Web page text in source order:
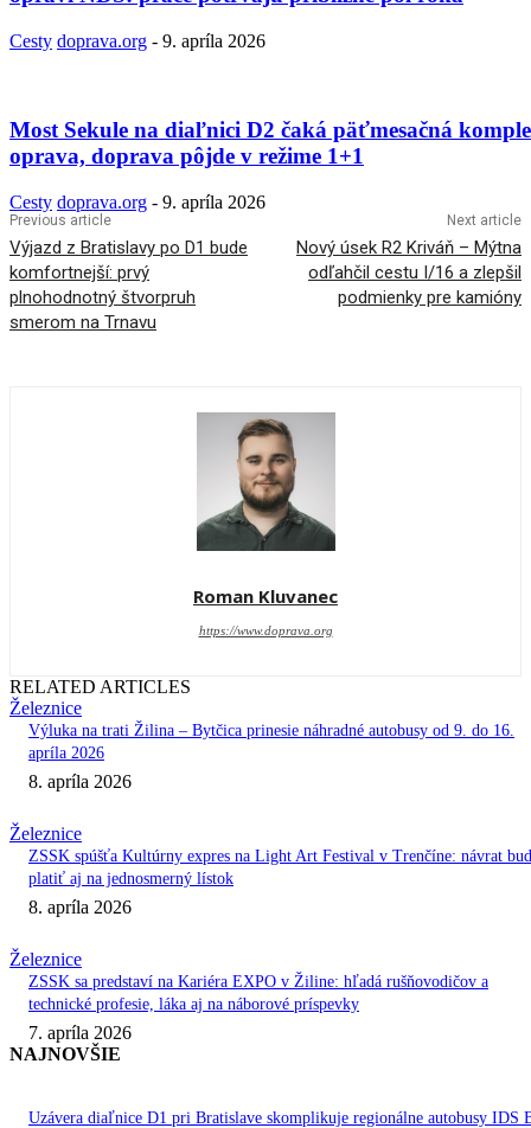
Cesty doprava.org - 9. apríla 2026
Most Sekule na diaľnici D2 čaká päťmesačná
oprava, doprava pôjde v režime 1+1
Cesty doprava.org - 9. apríla 2026
Previous article
Výjazd z Bratislavy po D1 bude
komfortnejší: prvý
plnohodnotný štvorpruh
smerom na Trnavu
Next article
Nový úsek R2 Kriváň – Mýtna
odľahčil cestu I/16 a zlepšil
podmienky pre kamióny
Roman Kluvanec
https://www.doprava.org
RELATED ARTICLES
Železnice
Výluka na trati Žilina – Bytčica prinesie náhradné autobusy od 9. do 16.
apríla 2026
8. apríla 2026
Železnice
ZSSK spúšťa Kultúrny expres na Light Art Festival v Trenčíne: návrat
platiť aj na jednosmerný lístok
8. apríla 2026
Železnice
ZSSK sa predstaví na Kariéra EXPO v Žiline: hľadá rušňovodičov a
technické profesie, láka aj na náborové príspevky
7. apríla 2026
NAJNOVŠIE
Uzávera diaľnice D1 pri Bratislave skomplikuje regionálne autobusy IDS